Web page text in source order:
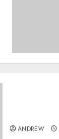
ANDREW